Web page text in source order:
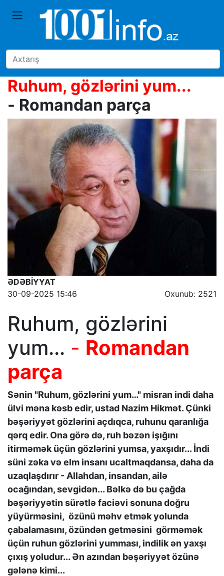
Ruhum, gözlərini yum...
- Romandan parça
ƏDƏBİYYAT
Oxunub: 2521
30-09-2025 15:46
Ruhum, gözlərini
yum... - Romandan
parça
Sənin "Ruhum, gözlərini yum…" misran indi daha
ülvi məna kəsb edir, ustad Nazim Hikmət. Çünki
bəşəriyyət gözlərini açdıqca, ruhunu qaranlığa
qərq edir. Ona görə də, ruh bəzən işığını
itirməmək üçün gözlərini yumsa, yaxşıdır... İndi
süni zəka və elm insanı ucaltmaqdansa, daha da
uzaqlaşdırır - Allahdan, insandan, ailə
ocağından, sevgidən... Bəlkə də bu çağda
bəşəriyyətin sürətlə faciəvi sonuna doğru
yüyürməsini, özünü məhv etmək yolunda
çabalamasını, özündən getməsini görməmək
üçün ruhun gözlərini yumması, indilik ən yaxşı
çıxış yoludur... Ən azından bəşəriyyət özünə
gələnə kimi...